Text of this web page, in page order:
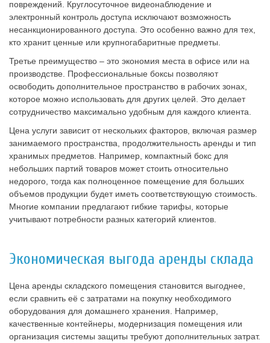
повреждений. Круглосуточное видеонаблюдение и
электронный контроль доступа исключают возможность
несанкционированного доступа. Это особенно важно для тех,
кто хранит ценные или крупногабаритные предметы.
Третье преимущество – это экономия места в офисе или на
производстве. Профессиональные боксы позволяют
освободить дополнительное пространство в рабочих зонах,
которое можно использовать для других целей. Это делает
сотрудничество максимально удобным для каждого клиента.
Цена услуги зависит от нескольких факторов, включая размер
занимаемого пространства, продолжительность аренды и тип
хранимых предметов. Например, компактный бокс для
небольших партий товаров может стоить относительно
недорого, тогда как полноценное помещение для больших
объемов продукции будет иметь соответствующую стоимость.
Многие компании предлагают гибкие тарифы, которые
учитывают потребности разных категорий клиентов.
Экономическая выгода аренды склада
Цена аренды складского помещения становится выгоднее,
если сравнить её с затратами на покупку необходимого
оборудования для домашнего хранения. Например,
качественные контейнеры, модернизация помещения или
организация системы защиты требуют дополнительных затрат.